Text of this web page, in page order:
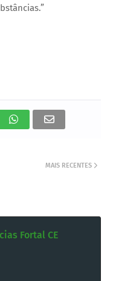
MAIS RECENTES
Fortal CE